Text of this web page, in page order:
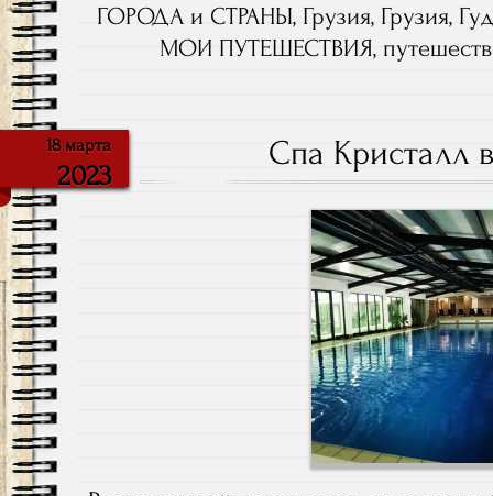
ГОРОДА и СТРАНЫ, Грузия, Грузия,
МОИ ПУТЕШЕСТВИЯ,
18 марта
2023
Спа Кристалл